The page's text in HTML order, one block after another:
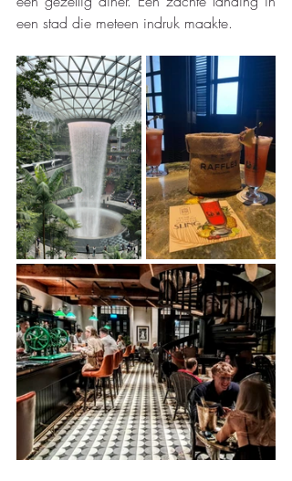
een stad die meteen indruk maakte.